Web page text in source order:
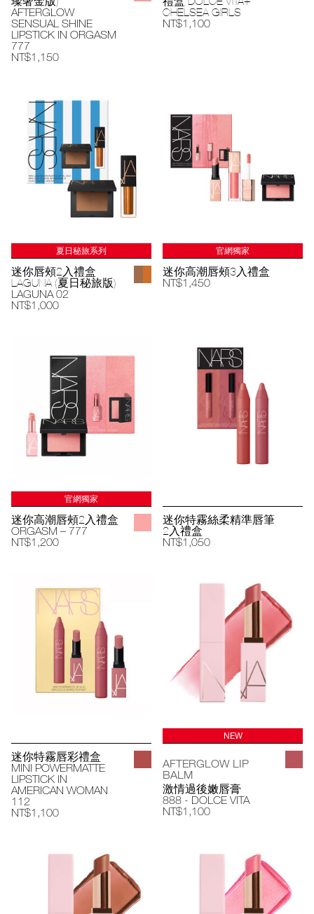
AFTERGLOW
SENSUAL SHINE
LIPSTICK IN ORGASM
777
NT$1,150
CHELSEA GIRLS
NT$1,100
夏日秘旅系列
迷你唇頰2入禮盒
LAGUNA (夏日秘旅版)
LAGUNA 02
NT$1,000
官網獨家
迷你高潮唇頰3入禮盒
NT$1,450
官網獨家
迷你高潮唇頰2入禮盒
ORGASM – 777
NT$1,200
迷你特霧絲柔精準唇筆
2入禮盒
NT$1,050
迷你特霧唇彩禮盒
MINI POWERMATTE
LIPSTICK IN
AMERICAN WOMAN
112
NT$1,100
NEW
AFTERGLOW LIP
BALM
激情過後嫩唇膏
888 - DOLCE VITA
NT$1,100